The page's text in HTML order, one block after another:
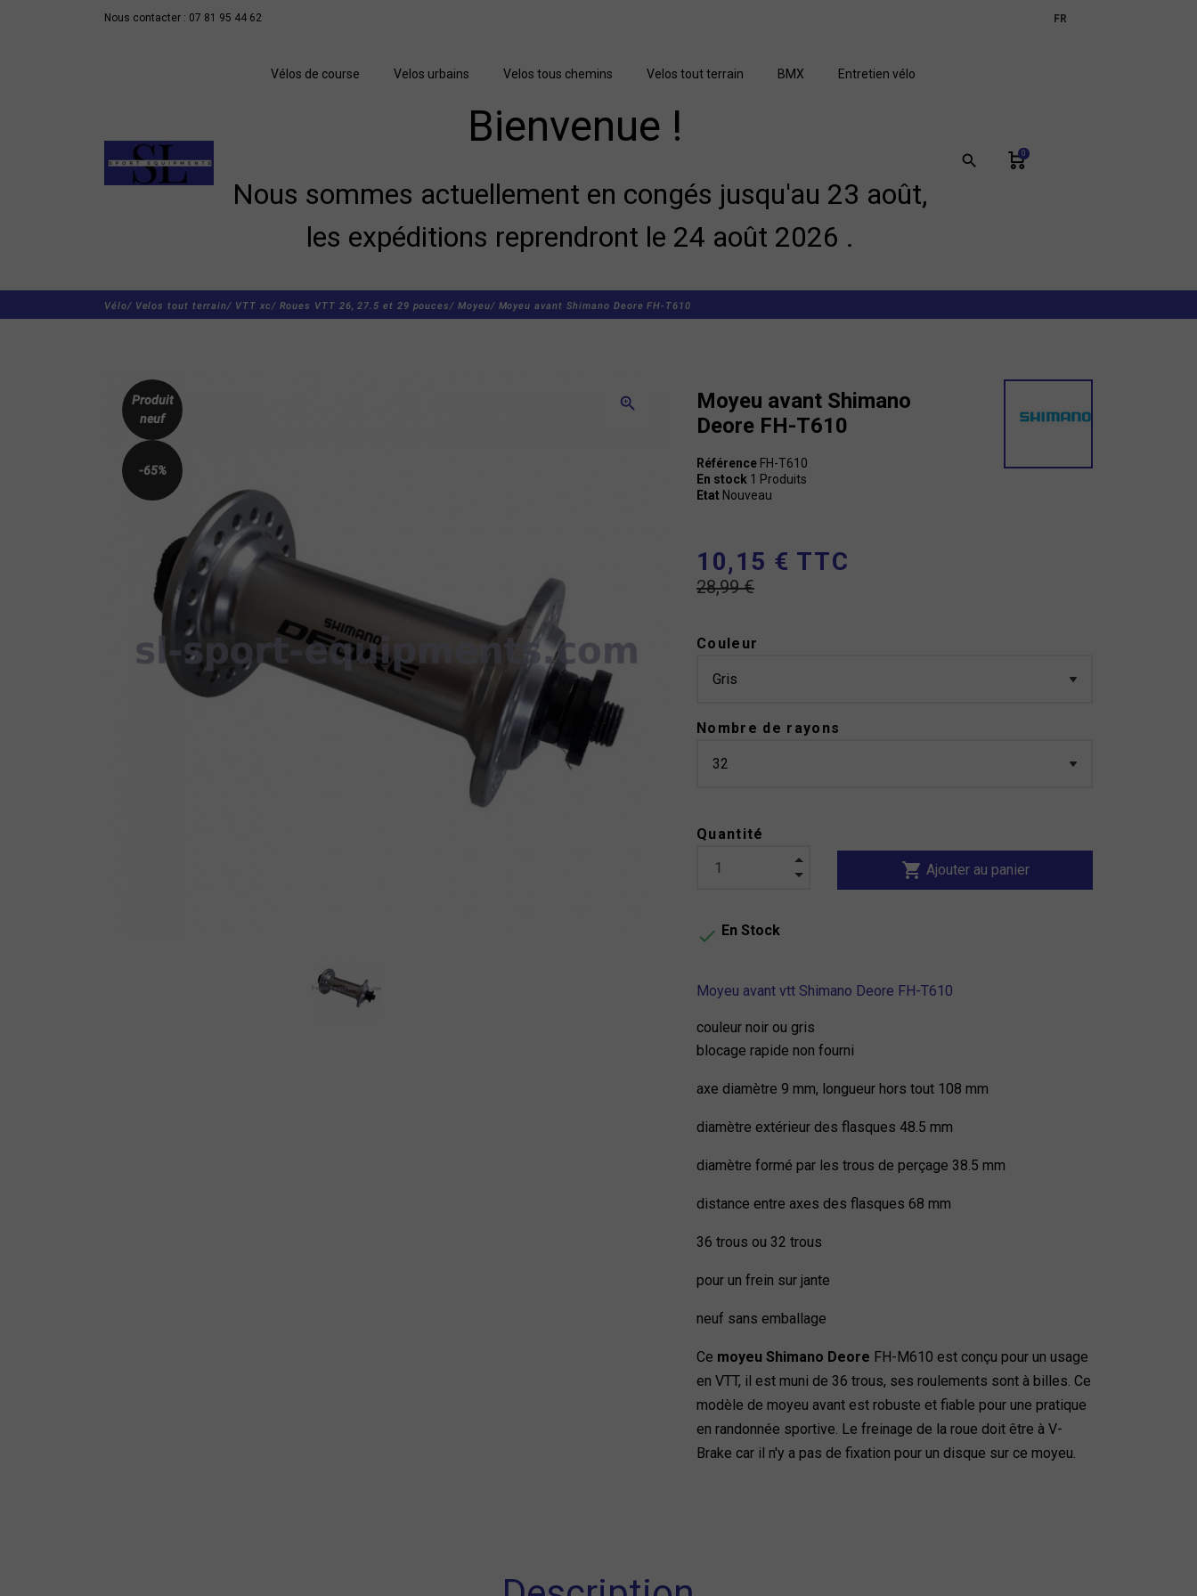
Nous contacter : 07 81 95 44 62
FR
Vélos de course Velos urbains Velos tous chemins Velos tout terrain BMX Entretien vélo
Bienvenue !
Nous sommes actuellement en congés jusqu'au 23 août,
les expéditions reprendront le 24 août 2026 .
search 0
Vélo/ Velos tout terrain/ VTT xc/ Roues VTT 26, 27.5 et 29 pouces/ Moyeu/ Moyeu avant Shimano Deore FH-T610
zoom_in
Produit
neuf
-65%
Moyeu avant Shimano
Deore FH-T610
Référence FH-T610
En stock 1 Produits
Etat Nouveau
10,15 € TTC
28,99 €
Couleur
Nombre de rayons
Quantité
shopping_cart Ajouter au panier
 En Stock
Moyeu avant vtt Shimano Deore FH-T610
couleur noir ou gris
blocage rapide non fourni
axe diamètre 9 mm, longueur hors tout 108 mm
diamètre extérieur des flasques 48.5 mm
diamètre formé par les trous de perçage 38.5 mm
distance entre axes des flasques 68 mm
36 trous ou 32 trous
pour un frein sur jante
neuf sans emballage
Ce moyeu Shimano Deore FH-M610 est conçu pour un usage
en VTT, il est muni de 36 trous, ses roulements sont à billes. Ce
modèle de moyeu avant est robuste et fiable pour une pratique
en randonnée sportive. Le freinage de la roue doit être à V-
Brake car il n'y a pas de fixation pour un disque sur ce moyeu.